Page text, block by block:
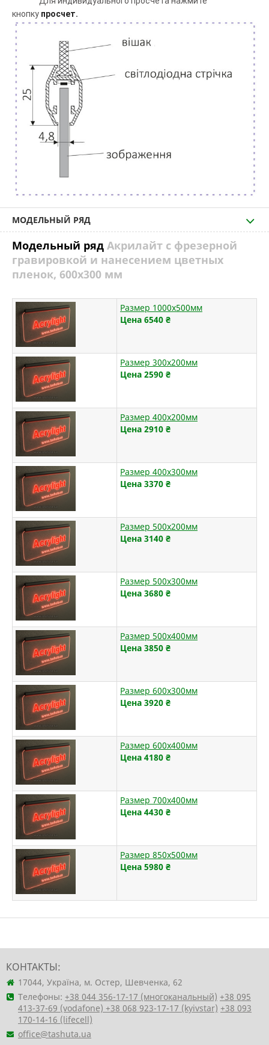
кнопку просчет.
МОДЕЛЬНЫЙ РЯД
Модельный ряд Акрилайт с фрезерной
гравировкой и нанесением цветных
пленок, 600х300 мм
Размер 1000х500мм
Цена 6540 ₴
Размер 300х200мм
Цена 2590 ₴
Размер 400х200мм
Цена 2910 ₴
Размер 400х300мм
Цена 3370 ₴
Размер 500х200мм
Цена 3140 ₴
Размер 500х300мм
Цена 3680 ₴
Размер 500х400мм
Цена 3850 ₴
Размер 600х300мм
Цена 3920 ₴
Размер 600х400мм
Цена 4180 ₴
Размер 700х400мм
Цена 4430 ₴
Размер 850х500мм
Цена 5980 ₴
КОНТАКТЫ:
17044, Україна, м. Остер, Шевченка, 62
Телефоны: +38 044 356-17-17 (многоканальный) +38 095
413-37-69 (vodafone) +38 068 923-17-17 (kyivstar) +38 093
170-14-16 (lifecell)
office@tashuta.ua